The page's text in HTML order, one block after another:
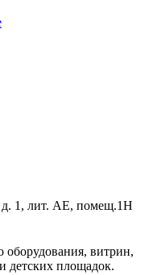
д. 1, лит. АЕ, помещ.1Н
оборудования, витрин,
детских площадок.